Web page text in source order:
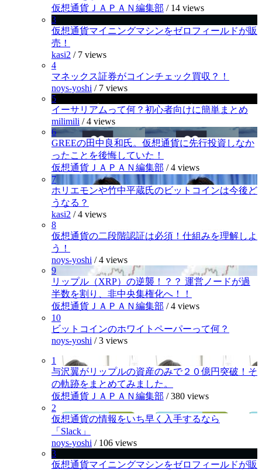
仮想通貨ＪＡＰＡＮ編集部 / 14 views
3
仮想通貨マイニングマシンをゼロフィールドが販
売！
kasi2 / 7 views
4
マネックス証券がコインチェック買収？！
noys-yoshi / 7 views
5
イーサリアムって何？初心者向けに簡単まとめ
milimili /4 views
6
GREEの田中良和氏。仮想通貨に先行投資しなか
ったことを後悔していた！
仮想通貨ＪＡＰＡＮ編集部 /4 views
7
ホリエモンや竹中平蔵氏のビットコインは今後ど
うなる？
kasi2 /4 views
8
仮想通貨の二段階認証は必須！仕組みを理解しよ
う！
noys-yoshi /4 views
9
リップル（XRP）の逆襲！？？ 運営ノードが過
半数を割り、非中央集権化へ！！
仮想通貨ＪＡＰＡＮ編集部 /4 views
10
ビットコインのホワイトペーパーって何？
noys-yoshi /3 views
1
与沢翼がリップルの資産のみで２０億円突破！そ
の軌跡をまとめてみました。
仮想通貨ＪＡＰＡＮ編集部 /380 views
2
仮想通貨の情報をいち早く入手するなら
「Slack」
noys-yoshi / 106 views
3
仮想通貨マイニングマシンをゼロフィールドが販